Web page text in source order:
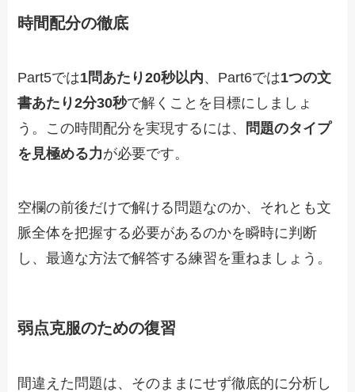
時間配分の徹底
Part5では1問あたり20秒以内、Part6では1つの文
書あたり2分30秒で解くことを目標にしましょ
う。この時間配分を実現するには、
問題のタイプ
を見極める力が必要です。
空欄の前後だけで解ける問題なのか、それとも文
脈全体を把握する必要があるのかを瞬時に判断
し、最適な方法で解答する練習を重ねましょう。
弱点克服のための復習
間違えた問題は、そのままにせず徹底的に分析し